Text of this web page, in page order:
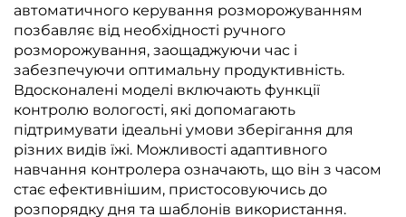
автоматичного керування розморожуванням
позбавляє від необхідності ручного
розморожування, заощаджуючи час і
забезпечуючи оптимальну продуктивність.
Вдосконалені моделі включають функції
контролю вологості, які допомагають
підтримувати ідеальні умови зберігання для
різних видів їжі. Можливості адаптивного
навчання контролера означають, що він з часом
стає ефективнішим, пристосовуючись до
розпорядку дня та шаблонів використання.